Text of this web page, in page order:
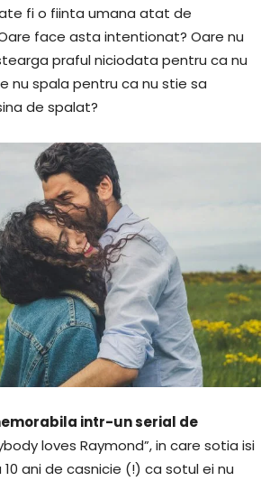
fi o fiinta umana atat de
face asta intentionat? Oare nu
praful niciodata pentru ca nu
nu spala pentru ca nu stie sa
de spalat?
intr-un serial de
loves Raymond”, in care sotia isi
ani de casnicie (!) ca sotul ei nu